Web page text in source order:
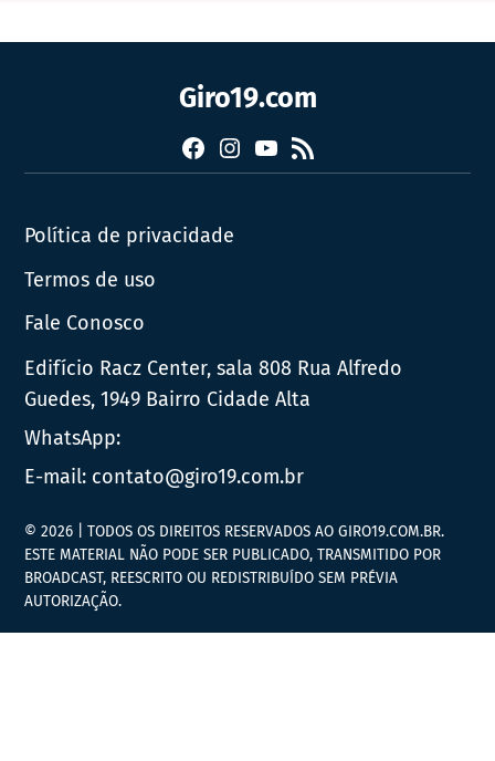
Giro19.com
Facebook
Instagram
YouTube
RSS
Política de privacidade
Termos de uso
Fale Conosco
Edifício Racz Center, sala 808 Rua Alfredo
Guedes, 1949 Bairro Cidade Alta
WhatsApp:
E-mail: contato@giro19.com.br
© 2026 | TODOS OS DIREITOS RESERVADOS AO GIRO19.COM.BR.
ESTE MATERIAL NÃO PODE SER PUBLICADO, TRANSMITIDO POR
BROADCAST, REESCRITO OU REDISTRIBUÍDO SEM PRÉVIA
AUTORIZAÇÃO.